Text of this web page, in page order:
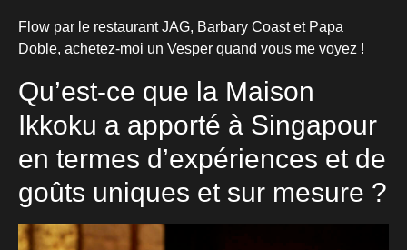
Flow par le restaurant JAG, Barbary Coast et Papa
Doble, achetez-moi un Vesper quand vous me voyez !
Qu’est-ce que la Maison
Ikkoku a apporté à Singapour
en termes d’expériences et de
goûts uniques et sur mesure ?